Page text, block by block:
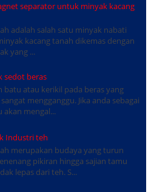
separator untuk minyak kacang
adalah salah satu minyak nabati
kacang tanah dikemas dengan
yang ...
sedot beras
batu atau kerikil pada beras yang
mengganggu. Jika anda sebagai
mengal...
Industri teh
merupakan budaya yang turun
pikiran hingga sajian tamu
lepas dari teh. S...